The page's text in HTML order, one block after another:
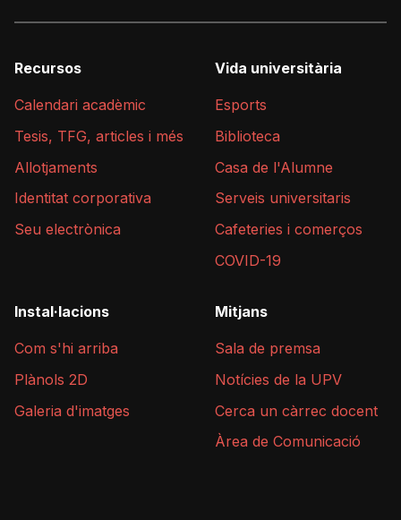
Recursos
Calendari acadèmic
Tesis, TFG, articles i més
Allotjaments
Identitat corporativa
Seu electrònica
Vida universitària
Esports
Biblioteca
Casa de l'Alumne
Serveis universitaris
Cafeteries i comerços
COVID-19
Instal·lacions
Com s'hi arriba
Plànols 2D
Galeria d'imatges
Mitjans
Sala de premsa
Notícies de la UPV
Cerca un càrrec docent
Àrea de Comunicació